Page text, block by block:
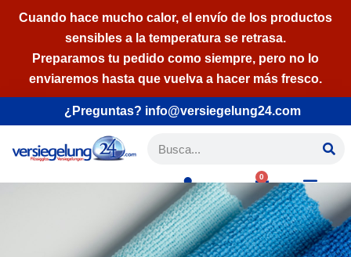
contenido
Cuando hace mucho calor, el envío de los productos
sensibles a la temperatura se retrasa.
Preparamos tu pedido como siempre, pero no lo
enviaremos hasta que vuelva a hacer más fresco.
¿Preguntas? info@versiegelung24.com
0